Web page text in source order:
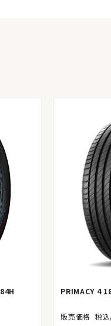
PRIMACY 4
税